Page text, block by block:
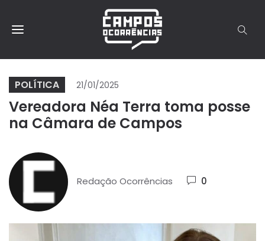
POLÍTICA 21/01/2025
Vereadora Néa Terra toma posse
na Câmara de Campos
Redação Ocorrências 0